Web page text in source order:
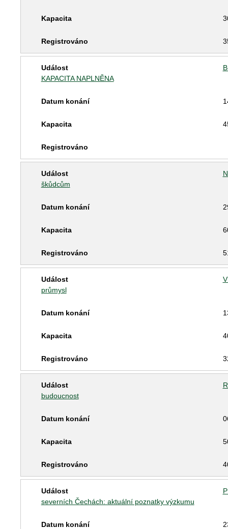
KAPACITA NAPLNĚNA
škůdcům
průmysl
budoucnost
severních Čechách: aktuální poznatky výzkumu